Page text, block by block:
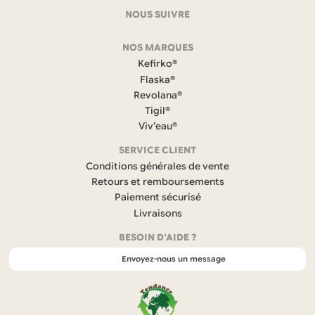
coordonnéesNOUS SUIVRE
a
c
e
b
o
o
k
s
’
u
v
r
d
a
n
u
n
NOS MARQUES
Kefirko®
Flaska®
Revolana®
Tigil®
Viv’eau®
SERVICE CLIENT
Conditions générales de vente
Retours et remboursements
Paiement sécurisé
Livraisons
BESOIN D'AIDE ?
Envoyez-nous un message